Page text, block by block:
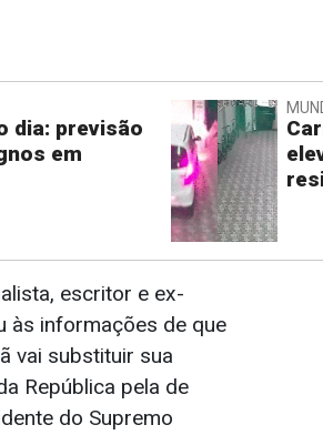
dia: previsão
em
escritor e ex-
às informações de que
vai substituir sua
República pela de
do Supremo